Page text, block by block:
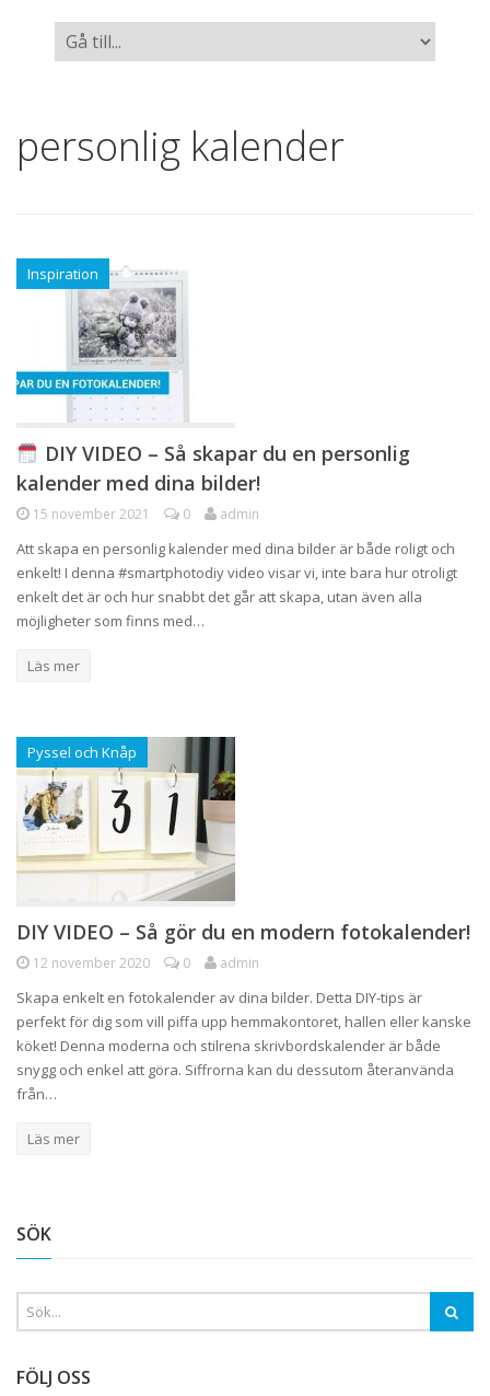
personlig kalender
Inspiration
DIY VIDEO – Så skapar du en personlig
kalender med dina bilder!
15 november 2021 0 admin
Att skapa en personlig kalender med dina bilder är både roligt och
enkelt! I denna #smartphotodiy video visar vi, inte bara hur otroligt
enkelt det är och hur snabbt det går att skapa, utan även alla
möjligheter som finns med…
Läs mer
Pyssel och Knåp
DIY VIDEO – Så gör du en modern fotokalender!
12 november 2020 0 admin
Skapa enkelt en fotokalender av dina bilder. Detta DIY-tips är
perfekt för dig som vill piffa upp hemmakontoret, hallen eller kanske
köket! Denna moderna och stilrena skrivbordskalender är både
snygg och enkel att göra. Siffrorna kan du dessutom återanvända
från…
Läs mer
SÖK
FÖLJ OSS